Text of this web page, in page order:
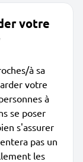
votre
à sa
votre
à
se poser
s'assurer
pas un
les